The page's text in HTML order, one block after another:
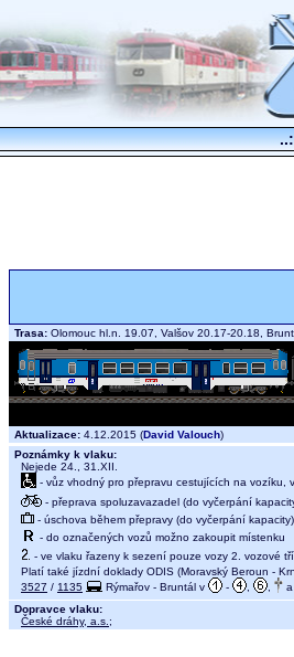
Trasa: Olomouc hl.n. 19.07, Valšov 20.17-20.18,
Aktualizace: 4.12.2015 (David Valouch)
Poznámky k vlaku:
Nejede 24., 31.XII.
- vůz vhodný pro přepravu cestujících na vozíku,
- přeprava spoluzavazadel (do vyčerpání
- úschova během přepravy (do vyčerpání kapacity)
- do označených vozů možno zakoupit místenku
- ve vlaku řazeny k sezení pouze vozy 2. vozové
Platí také jízdní doklady ODIS (Moravský Beroun -
3527 / 1135 Rýmařov - Bruntál v -
Dopravce vlaku:
České dráhy, a.s. ;